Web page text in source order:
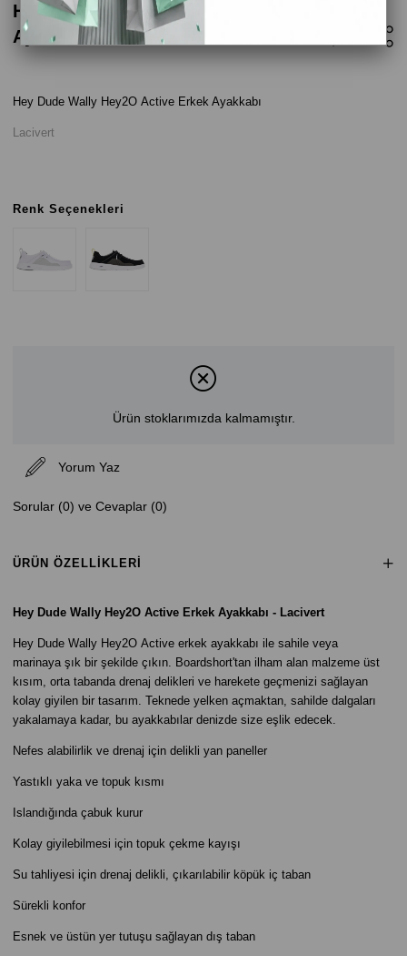
Hey Dude Wally Hey2O Active Erkek
Ayakkabı - Lacivert
Hey Dude Wally Hey2O Active Erkek Ayakkabı
Lacivert
Renk Seçenekleri
Ürün stoklarımızda kalmamıştır.
Yorum Yaz
Sorular (0) ve Cevaplar (0)
ÜRÜN ÖZELLIKLERI
Hey Dude Wally Hey2O Active Erkek Ayakkabı - Lacivert
Hey Dude Wally Hey2O Active erkek ayakkabı ile sahile veya
marinaya şık bir şekilde çıkın. Boardshort'tan ilham alan malzeme üst
kısım, orta tabanda drenaj delikleri ve harekete geçmenizi sağlayan
kolay giyilen bir tasarım. Teknede yelken açmaktan, sahilde dalgaları
yakalamaya kadar, bu ayakkabılar denizde size eşlik edecek.
Nefes alabilirlik ve drenaj için delikli yan paneller
Yastıklı yaka ve topuk kısmı
Islandığında çabuk kurur
Kolay giyilebilmesi için topuk çekme kayışı
Su tahliyesi için drenaj delikli, çıkarılabilir köpük iç taban
Sürekli konfor
Esnek ve üstün yer tutuşu sağlayan dış taban